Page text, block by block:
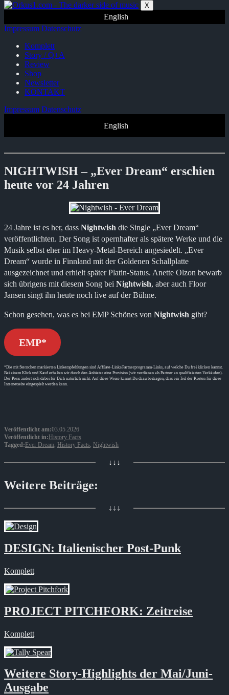
Zum
springen
X
English
Impressum Datenschutz
Komplett
Story / Q+A
Review
Shop
Newsletter
KONTAKT
Impressum Datenschutz
English
NIGHTWISH – „Ever Dream“ erschien
heute vor 24 Jahren
24 Jahre ist es her, dass Nightwish die Single „Ever Dream“
veröffentlichten. Der Song ist opernhafter als spätere Werke und die
Musik selbst eher im Heavy-Metal-Bereich angesiedelt. „Ever
Dream“ wurde in Finnland mit der Goldenen Schallplatte
ausgezeichnet und erhielt später Platin-Status. Anette Olzon bewarb
sich übrigens mit diesem Song bei Nightwish, aber auch Floor
Jansen singt ihn heute noch live auf der Bühne.
Schon gesehen, was es bei EMP Schönes von Nightwish gibt?
EMP*
*Die mit Sternchen markierten Linkempfehlungen sind Affilate-Links/Partnerprogramm-Links, auf welche Du frei klicken kannst.
Bei einem Klick und Kauf erhalten wir durch den Anbieter eine Provision (wir verdienen als Partner an qualifizierten Verkäufen).
Der Preis ändert sich dabei für Dich natürlich nicht. Auf diese Weise kannst Du dazu beitragen, dass ein Teil der Kosten für diese
Internetseite eingespielt werden kann.
Veröffentlicht am:03.05.2026
Veröffentlicht in:History Facts
Tagged:Ever Dream, History Facts, Nightwish
↓↓↓
Weitere Beiträge:
↓↓↓
DESIGN: Italienischer Post-Punk
Komplett
PROJECT PITCHFORK: Zeitreise
Komplett
Weitere Story-Highlights der Mai/Juni-
Ausgabe